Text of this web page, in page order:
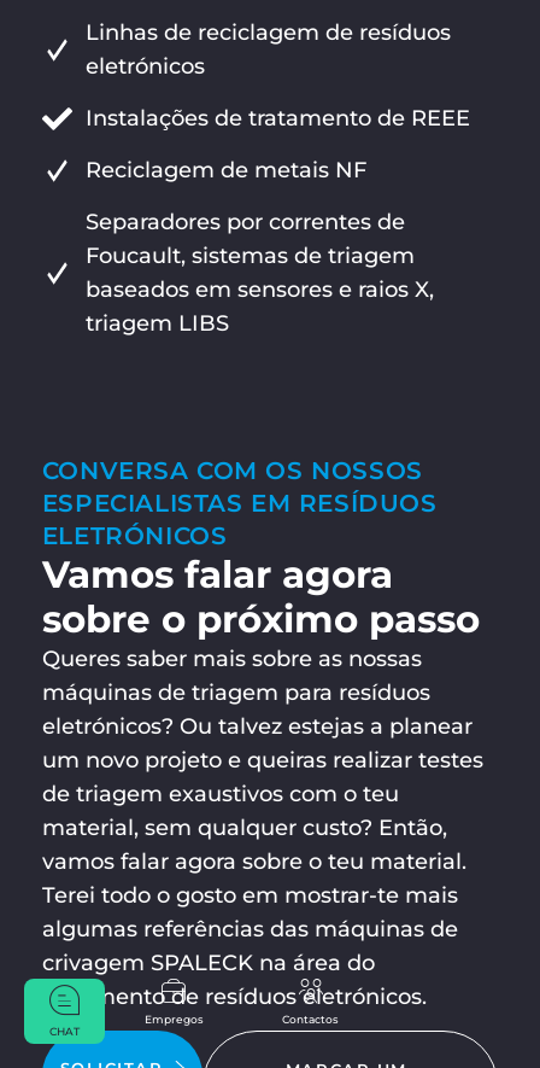
Empregos
Contactos
CHAT
Linhas de reciclagem de resíduos
eletrónicos
Instalações de tratamento de REEE
Reciclagem de metais NF
Separadores por correntes de
Foucault, sistemas de triagem
baseados em sensores e raios X,
triagem LIBS
CONVERSA COM OS NOSSOS
ESPECIALISTAS EM RESÍDUOS
ELETRÓNICOS
Vamos falar agora
sobre o próximo passo
Queres saber mais sobre as nossas
máquinas de triagem para resíduos
eletrónicos? Ou talvez estejas a planear
um novo projeto e queiras realizar testes
de triagem exaustivos com o teu
material, sem qualquer custo? Então,
vamos falar agora sobre o teu material.
Terei todo o gosto em mostrar-te mais
algumas referências das máquinas de
crivagem SPALECK na área do
tratamento de resíduos eletrónicos.